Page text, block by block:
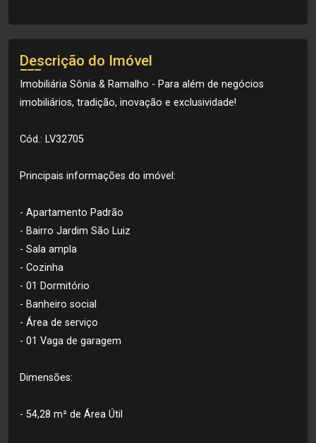
Descrição do Imóvel
Imobiliária Sônia & Ramalho - Para além de negócios
imobiliários, tradição, inovação e exclusividade!
Cód.: LV32705
Principais informações do imóvel:
- Apartamento Padrão
- Bairro Jardim São Luiz
- Sala ampla
- Cozinha
- 01 Dormitório
- Banheiro social
- Área de serviço
- 01 Vaga de garagem
Dimensões:
- 54,28 m² de Área Útil